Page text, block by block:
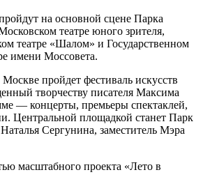
на основной сцене Парка
театре юного зрителя,
театре «Шалом» и Государственном
имени Моссовета.
пройдет фестиваль искусств
творчеству писателя Максима
— концерты, премьеры спектаклей,
Центральной площадкой станет Парк
Сергунина, заместитель Мэра
масштабного проекта «Лето в